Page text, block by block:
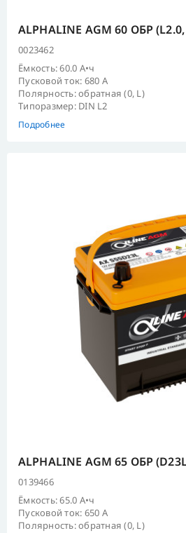
ALPHALINE AGM 60 ОБР (L2.0,
0023462
Ёмкость: 60.0 А•ч
Пусковой ток: 680 А
Полярность: обратная (0, L)
Типоразмер: DIN L2
Подробнее
ALPHALINE AGM 65 ОБР
0139466
Ёмкость: 65.0 А•ч
Пусковой ток: 650 А
Полярность: обратная (0, L)